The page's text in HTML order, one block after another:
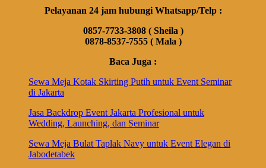
Pelayanan 24 jam hubungi Whatsapp/Telp :
0857-7733-3808 ( Sheila )
0878-8537-7555 ( Mala )
Baca Juga :
Sewa Meja Kotak Skirting Putih untuk Event Seminar
di Jakarta
Jasa Backdrop Event Jakarta Profesional untuk
Wedding, Launching, dan Seminar
Sewa Meja Bulat Taplak Navy untuk Event Elegan di
Jabodetabek